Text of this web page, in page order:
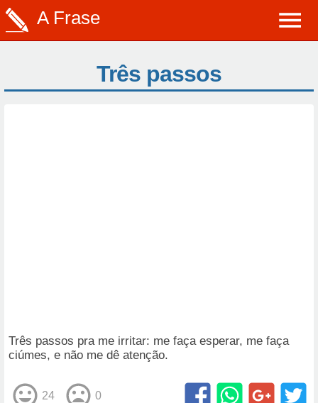
A Frase
Três passos
Três passos pra me irritar: me faça esperar, me faça
ciúmes, e não me dê atenção.
24 0